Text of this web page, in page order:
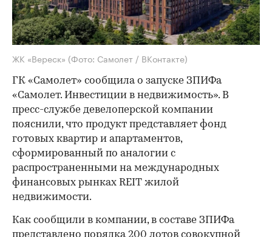
ЖК «Вереск» (Фото: Самолет / ВКонтакте)
ГК «Самолет» сообщила о запуске ЗПИФа
«Самолет. Инвестиции в недвижимость». В
пресс-службе девелоперской компании
пояснили, что продукт представляет фонд
готовых квартир и апартаментов,
сформированный по аналогии с
распространенными на международных
финансовых рынках REIT жилой
недвижимости.
Как сообщили в компании, в составе ЗПИФа
представлено порядка 200 лотов совокупной